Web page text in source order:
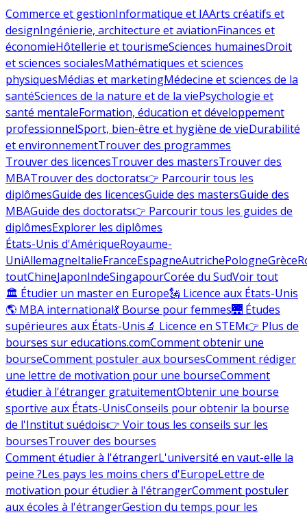
Commerce et gestionInformatique et IAArts créatifs et
designIngénierie, architecture et aviationFinances et
économieHôtellerie et tourismeSciences humainesDroit
et sciences socialesMathématiques et sciences
physiquesMédias et marketingMédecine et sciences de la
santéSciences de la nature et de la viePsychologie et
santé mentaleFormation, éducation et développement
professionnelSport, bien-être et hygiène de vieDurabilité
et environnementTrouver des programmes
Trouver des licencesTrouver des mastersTrouver des
MBATrouver des doctorats👉 Parcourir tous les
diplômesGuide des licencesGuide des mastersGuide des
MBAGuide des doctorats👉 Parcourir tous les guides de
diplômesExplorer les diplômes
États-Unis d'AmériqueRoyaume-
UniAllemagneItalieFranceEspagneAutrichePologneGrèce
toutChineJaponIndeSingapourCorée du SudVoir tout
🏛 Étudier un master en Europe🗽 Licence aux États-Unis
🌎 MBA international💃 Bourse pour femmes🌉 Études
supérieures aux États-Unis🔬 Licence en STEM👉 Plus de
bourses sur educations.comComment obtenir une
bourseComment postuler aux boursesComment rédiger
une lettre de motivation pour une bourseComment
étudier à l'étranger gratuitementObtenir une bourse
sportive aux États-UnisConseils pour obtenir la bourse
de l'Institut suédois👉 Voir tous les conseils sur les
boursesTrouver des bourses
Comment étudier à l'étrangerL'université en vaut-elle la
peine ?Les pays les moins chers d'EuropeLettre de
motivation pour étudier à l'étrangerComment postuler
aux écoles à l'étrangerGestion du temps pour les